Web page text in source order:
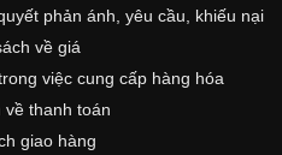
phản ánh, yêu cầu, khiếu nại
về giá
việc cung cấp hàng hóa
về thanh toán
giao hàng